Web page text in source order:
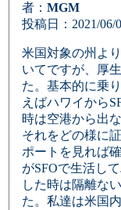
者： MGM
投稿日：2021/06/
米国対象の州よ
いてですが、厚
た。基本的に乗
えばハワイから
時は空港から出
それをどの様に
ポートを見れば
がSFOで生活し
した時は隔離な
た。私達は米国